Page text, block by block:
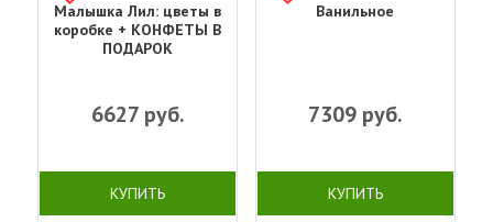
Малышка Лил: цветы в
коробке + КОНФЕТЫ В
ПОДАРОК
6627руб.
КУПИТЬ
Ванильное
7309руб.
КУПИТЬ